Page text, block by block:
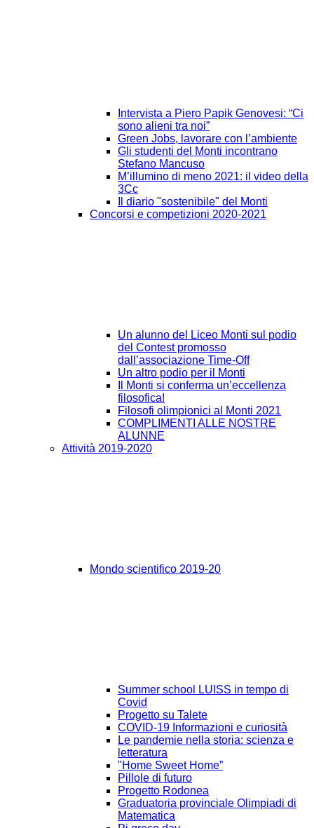
Intervista a Piero Papik Genovesi: “Ci
sono alieni tra noi”
Green Jobs, lavorare con l’ambiente
Gli studenti del Monti incontrano
Stefano Mancuso
M’illumino di meno 2021: il video della
3Cc
Il diario "sostenibile" del Monti
Concorsi e competizioni 2020-2021
Un alunno del Liceo Monti sul podio
del Contest promosso
dall’associazione Time-Off
Un altro podio per il Monti
Il Monti si conferma un’eccellenza
filosofica!
Filosofi olimpionici al Monti 2021
COMPLIMENTI ALLE NOSTRE
ALUNNE
Attività 2019-2020
Mondo scientifico 2019-20
Summer school LUISS in tempo di
Covid
Progetto su Talete
COVID-19 Informazioni e curiosità
Le pandemie nella storia: scienza e
letteratura
"Home Sweet Home”
Pillole di futuro
Progetto Rodonea
Graduatoria provinciale Olimpiadi di
Matematica